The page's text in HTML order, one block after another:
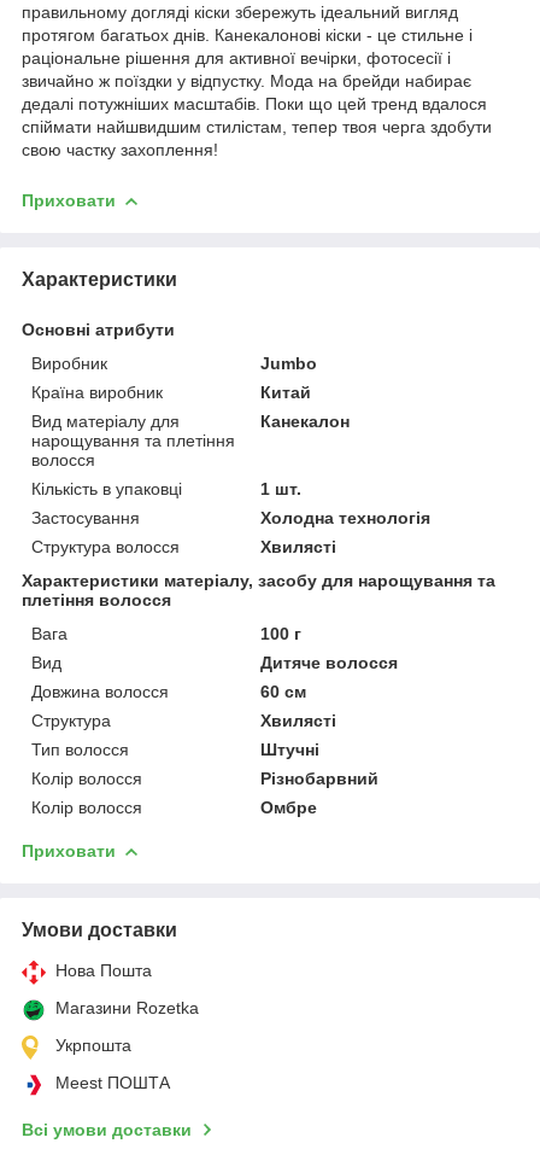
правильному догляді кіски збережуть ідеальний вигляд
протягом багатьох днів. Канекалонові кіски - це стильне і
раціональне рішення для активної вечірки, фотосесії і
звичайно ж поїздки у відпустку. Мода на брейди набирає
дедалі потужніших масштабів. Поки що цей тренд вдалося
спіймати найшвидшим стилістам, тепер твоя черга здобути
свою частку захоплення!
Приховати
Характеристики
Основні атрибути
Виробник
Jumbo
Країна виробник
Китай
Вид матеріалу для
нарощування та плетіння
волосся
Канекалон
Кількість в упаковці
1 шт.
Застосування
Холодна технологія
Структура волосся
Хвилясті
Характеристики матеріалу, засобу для нарощування та
плетіння волосся
Вага
100 г
Вид
Дитяче волосся
Довжина волосся
60 см
Структура
Хвилясті
Тип волосся
Штучні
Колір волосся
Різнобарвний
Колір волосся
Омбре
Приховати
Умови доставки
Нова Пошта
Магазини Rozetka
Укрпошта
Meest ПОШТА
Всі умови доставки